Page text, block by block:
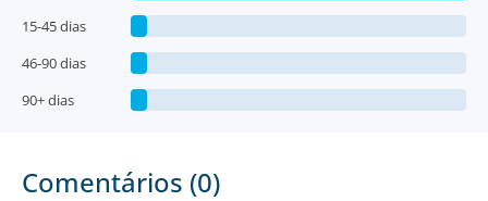
15-45 dias
46-90 dias
90+ dias
Comentários (0)